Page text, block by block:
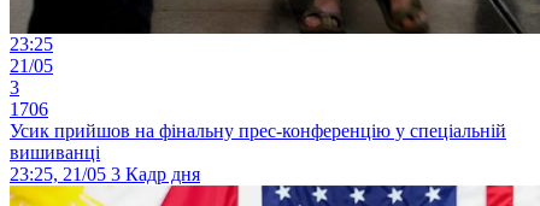
23:25
21/05
3
1706
Усик прийшов на фінальну прес-конференцію у спеціальній
вишиванці
23:25, 21/05 3 Кадр дня